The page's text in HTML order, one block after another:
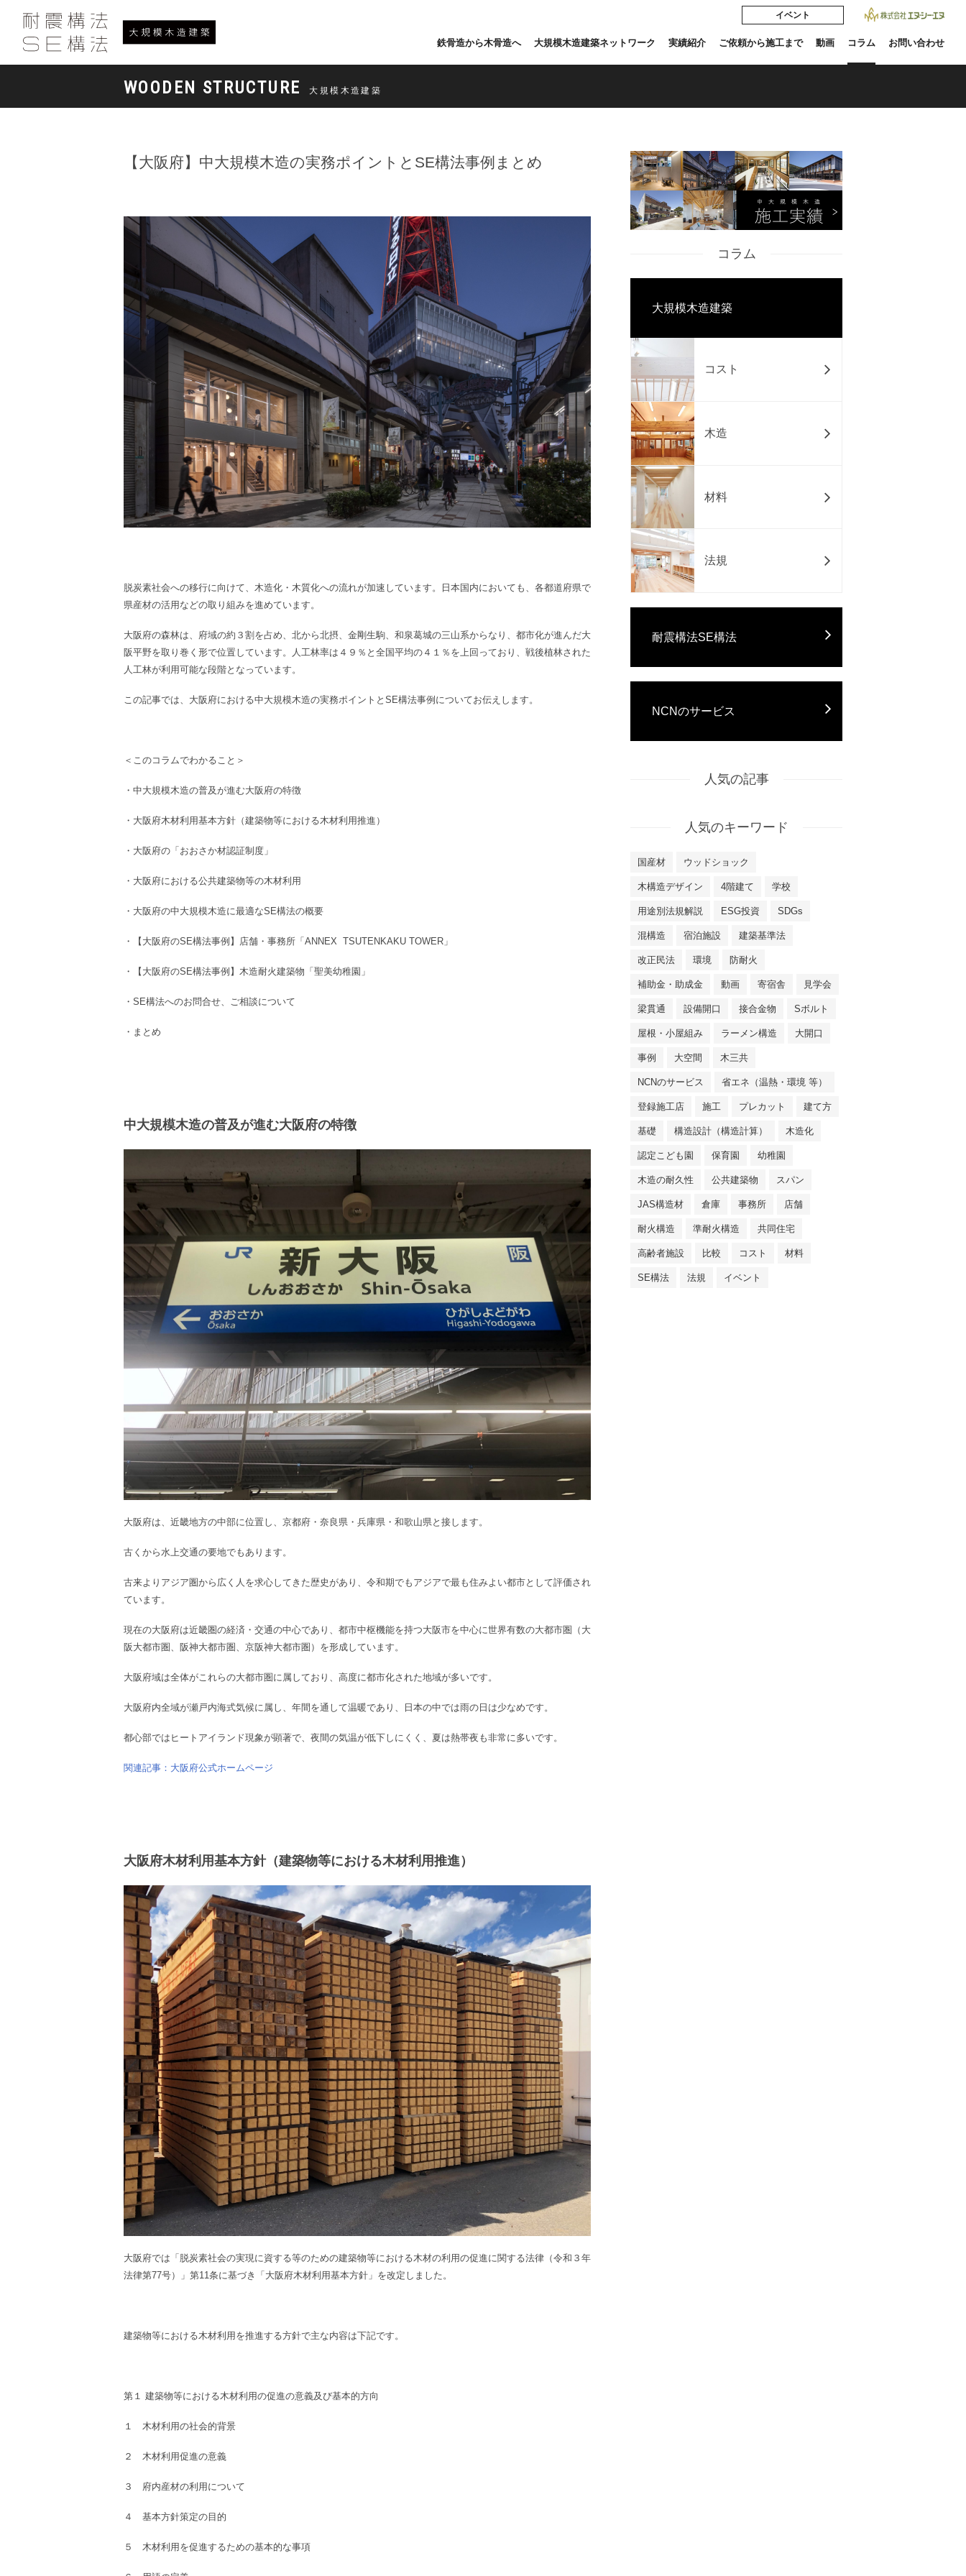
イベント
鉄骨造から木骨造へ 大規模木造建築ネットワーク 実績紹介 ご依頼から施工まで 動画 コラム お問い合わせ
WOODEN STRUCTURE 大規模木造建築
【大阪府】中大規模木造の実務ポイントとSE構法事例まとめ
脱炭素社会への移行に向けて、木造化・木質化への流れが加速しています。日本国内においても、各都道府県で
県産材の活用などの取り組みを進めています。
大阪府の森林は、府域の約３割を占め、北から北摂、金剛生駒、和泉葛城の三山系からなり、都市化が進んだ大
阪平野を取り巻く形で位置しています。人工林率は４９％と全国平均の４１％を上回っており、戦後植林された
人工林が利用可能な段階となっています。
この記事では、 大阪府における中大規模木造の実務ポイントとSE構法事例 についてお伝えします。
＜このコラムでわかること＞
・ 中大規模木造の普及が進む大阪府の特徴
・ 大阪府木材利用基本方針（建築物等における木材利用推進）
・ 大阪府の 「おおさか材認証制度」
・ 大阪府における公共建築物等の木材利用
・ 大阪府の中大規模木造に最適なSE構法の概要
・ 【大阪府のSE構法事例】 店舗 ・ 事務所 「ANNEX TSUTENKAKU TOWER」
・ 【大阪府のSE構法事例】木造耐火建築物 「聖美幼稚園」
・ SE構法へのお問合せ、ご相談について
・まとめ
中大規模木造の普及が進む大阪府の特徴
大阪府は、近畿地方の中部に位置し、京都府・奈良県・兵庫県・和歌山県と接します。
古くから水上交通の要地でもあります。
古来よりアジア圏から広く人を求心してきた歴史があり、令和期でもアジアで最も住みよい都市として評価され
ています。
現在の大阪府は近畿圏の経済・交通の中心であり、都市中枢機能を持つ大阪市を中心に世界有数の大都市圏（大
阪大都市圏、阪神大都市圏、京阪神大都市圏）を形成しています。
大阪府域は全体がこれらの大都市圏に属しており、高度に都市化された地域が多いです。
大阪府内全域が瀬戸内海式気候に属し、年間を通して温暖であり、日本の中では雨の日は少なめです。
都心部ではヒートアイランド現象が顕著で、夜間の気温が低下しにくく、夏は熱帯夜も非常に多いです。
関連記事：大阪府公式ホームページ
大阪府木材利用基本方針（建築物等における木材利用推進）
大阪府では「脱炭素社会の実現に資する等のための建築物等における木材の利用の促進に関する法律（令和３年
法律第77号）」第11条に基づき「大阪府木材利用基本方針」を改定しました。
建築物等における木材利用を推進する方針で主な内容は下記です。
第１ 建築物等における木材利用の促進の意義及び基本的方向
１ 木材利用の社会的背景
２ 木材利用促進の意義
３ 府内産材の利用について
４ 基本方針策定の目的
５ 木材利用を促進するための基本的な事項
コラム
大規模木造建築
コスト
木造
材料
法規
耐震構法SE構法
NCNのサービス
人気の記事
人気のキーワード
国産材 ウッドショック
木構造デザイン 4階建て 学校
用途別法規解説 ESG投資 SDGs
混構造 宿泊施設 建築基準法
改正民法 環境 防耐火
補助金・助成金 動画 寄宿舎 見学会
梁貫通 設備開口 接合金物 Sボルト
屋根・小屋組み ラーメン構造 大開口
事例 大空間 木三共
NCNのサービス 省エネ（温熱・環境 等）
登録施工店 施工 プレカット 建て方
基礎 構造設計（構造計算） 木造化
認定こども園 保育園 幼稚園
木造の耐久性 公共建築物 スパン
JAS構造材 倉庫 事務所 店舗
耐火構造 準耐火構造 共同住宅
高齢者施設 比較 コスト 材料
SE構法 法規 イベント